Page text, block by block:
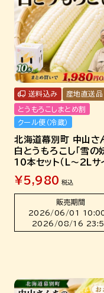
北海道幕別町 中山さ
白とうもろこし「雪の
10本セット（L～2Lサ
送料込み 産地直送品
とうもろこしまとめ割
クール便（冷蔵）
¥ 5,980 税込
販売期間
2026/06/01
2026/08/16